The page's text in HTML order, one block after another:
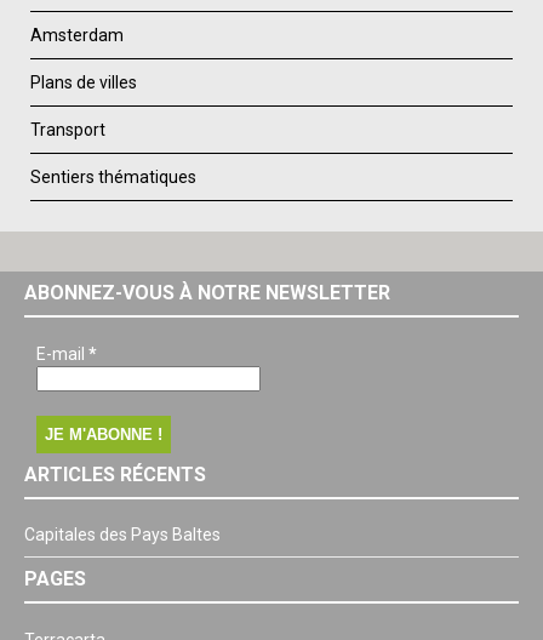
Amsterdam
Plans de villes
Transport
Sentiers thématiques
ABONNEZ-VOUS À NOTRE NEWSLETTER
E-mail *
ARTICLES RÉCENTS
Capitales des Pays Baltes
PAGES